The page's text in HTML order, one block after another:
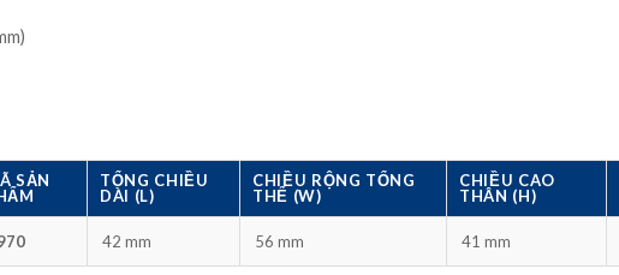
SẢN
TỔNG CHIỀU
DÀI (L)
CHIỀU RỘNG TỔNG
THỂ (W)
CHIỀU CAO
THÂN (H)
42 mm 56 mm 41 mm